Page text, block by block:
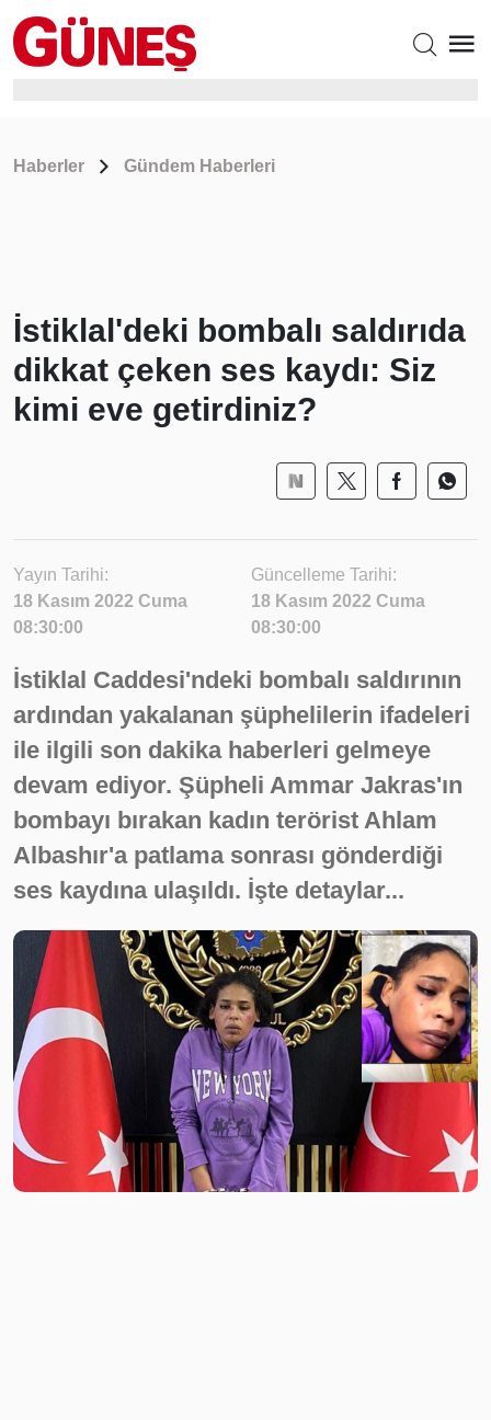
Haberler Gündem Haberleri
İstiklal'deki bombalı saldırıda
dikkat çeken ses kaydı: Siz
kimi eve getirdiniz?
Yayın Tarihi:
18 Kasım 2022 Cuma
08:30:00
Güncelleme Tarihi:
18 Kasım 2022 Cuma
08:30:00
İstiklal Caddesi'ndeki bombalı saldırının
ardından yakalanan şüphelilerin ifadeleri
ile ilgili son dakika haberleri gelmeye
devam ediyor. Şüpheli Ammar Jakras'ın
bombayı bırakan kadın terörist Ahlam
Albashır'a patlama sonrası gönderdiği
ses kaydına ulaşıldı. İşte detaylar...